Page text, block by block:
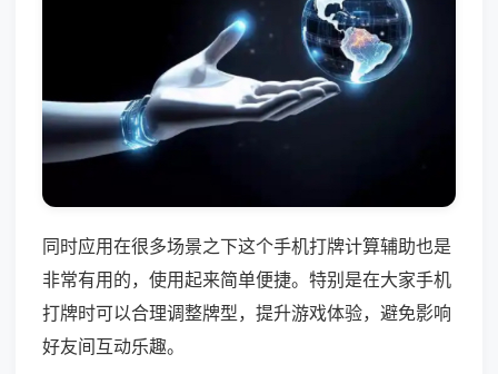
同时应用在很多场景之下这个手机打牌计算辅助也是
非常有用的，使用起来简单便捷。特别是在大家手机
打牌时可以合理调整牌型，提升游戏体验，避免影响
好友间互动乐趣。